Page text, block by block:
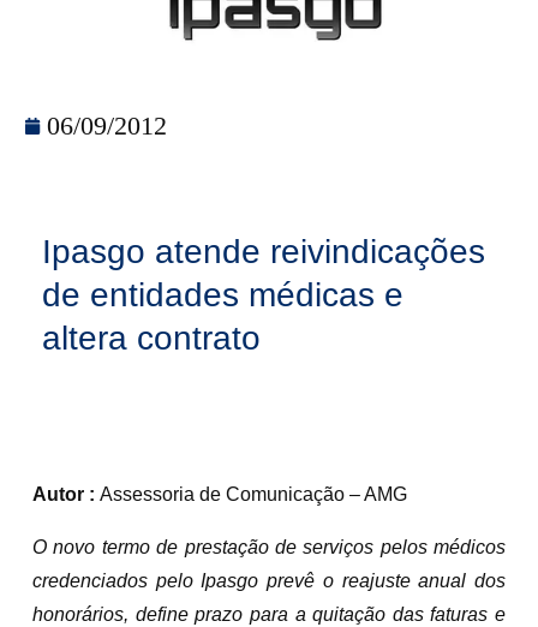
06/09/2012
Ipasgo atende reivindicações
de entidades médicas e
altera contrato
Autor : Assessoria de Comunicação – AMG
O novo termo de prestação de serviços pelos médicos
credenciados pelo Ipasgo prevê o reajuste anual dos
honorários, define prazo para a quitação das faturas e